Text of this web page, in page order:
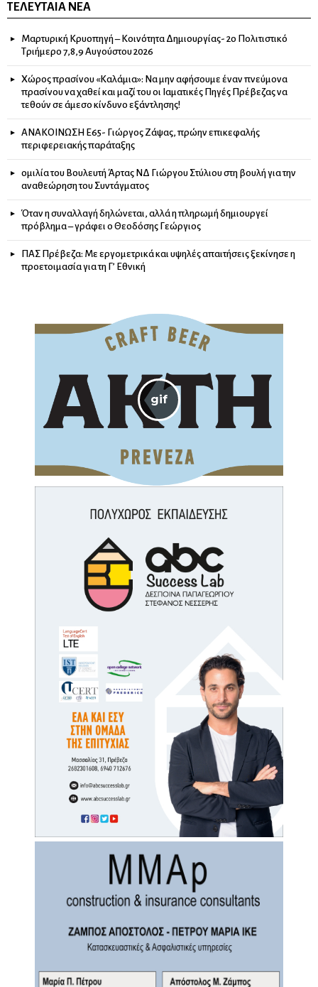
ΤΕΛΕΥΤΑΊΑ ΝΈΑ
Μαρτυρική Κρυοπηγή – Κοινότητα Δημιουργίας- 2ο Πολιτιστικό
Τριήμερο 7,8,9 Αυγούστου 2026
Χώρος πρασίνου «Καλάμια»: Να μην αφήσουμε έναν πνεύμονα
πρασίνου να χαθεί και μαζί του οι Ιαματικές Πηγές Πρέβεζας να
τεθούν σε άμεσο κίνδυνο εξάντλησης!
ΑΝΑΚΟΙΝΩΣΗ Ε65- Γιώργος Ζάψας, πρώην επικεφαλής
περιφερειακής παράταξης
ομιλία του Βουλευτή Άρτας ΝΔ Γιώργου Στύλιου στη βουλή για την
αναθεώρηση του Συντάγματος
Όταν η συναλλαγή δηλώνεται, αλλά η πληρωμή δημιουργεί
πρόβλημα – γράφει ο Θεοδόσης Γεώργιος
ΠΑΣ Πρέβεζα: Με εργομετρικά και υψηλές απαιτήσεις ξεκίνησε η
προετοιμασία για τη Γ’ Εθνική